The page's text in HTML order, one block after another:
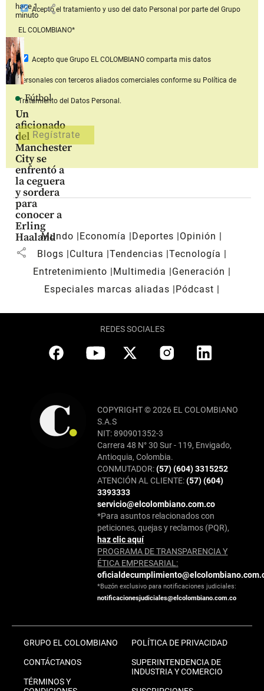
hace 1
minuto
share
Fútbol
Un
aficionado
del
Manchester
City se
enfrentó a
la ceguera
y sordera
para
conocer a
Erling
Haaland
share
Aceptoel tratamiento y uso del dato Personal por parte del Grupo
EL COLOMBIANO*
Acepto que Grupo EL COLOMBIANOcomparta mis datos
personales con terceros aliados comerciales conforme su Política de
Tratamiento del Datos Personal.
Mundo Economía Deportes
Opinión
Blogs
Cultura Tendencias Tecnología
Entretenimiento
Multimedia
Generación
Especiales marcas aliadas
Pódcast
REDES SOCIALES
COPYRIGHT © 2026 EL COLOMBIANO
S.A.S
NIT: 890901352-3
Carrera 48 N° 30 Sur - 119, Envigado,
Antioquia, Colombia.
CONMUTADOR:(57) (604) 3315252
ATENCIÓN AL CLIENTE:(57) (604)
3393333
servicio@elcolombiano.com.co
*Para asuntos relacionados con
peticiones, quejas y reclamos (PQR),
haz clic aquí
PROGRAMA DE TRANSPARENCIA Y
ÉTICA EMPRESARIAL:
*Buzón exclusivo para notificaciones judiciales:
notificacionesjudiciales@elcolombiano.com.co
GRUPO EL COLOMBIANO
CONTÁCTANOS
TÉRMINOS Y
POLÍTICA DE PRIVACIDAD
SUPERINTENDENCIA DE
INDUSTRIA Y COMERCIO